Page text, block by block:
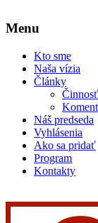
Menu
Kto sme
Naša vízia
Články
Činnosť
Náš predseda
Vyhlásenia
Ako sa pridať
Program
Kontakty